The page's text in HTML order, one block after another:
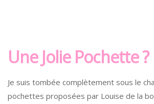
Une Jolie Pochette ?
Je suis tombée complètement sous le
pochettes proposées par Louise de la